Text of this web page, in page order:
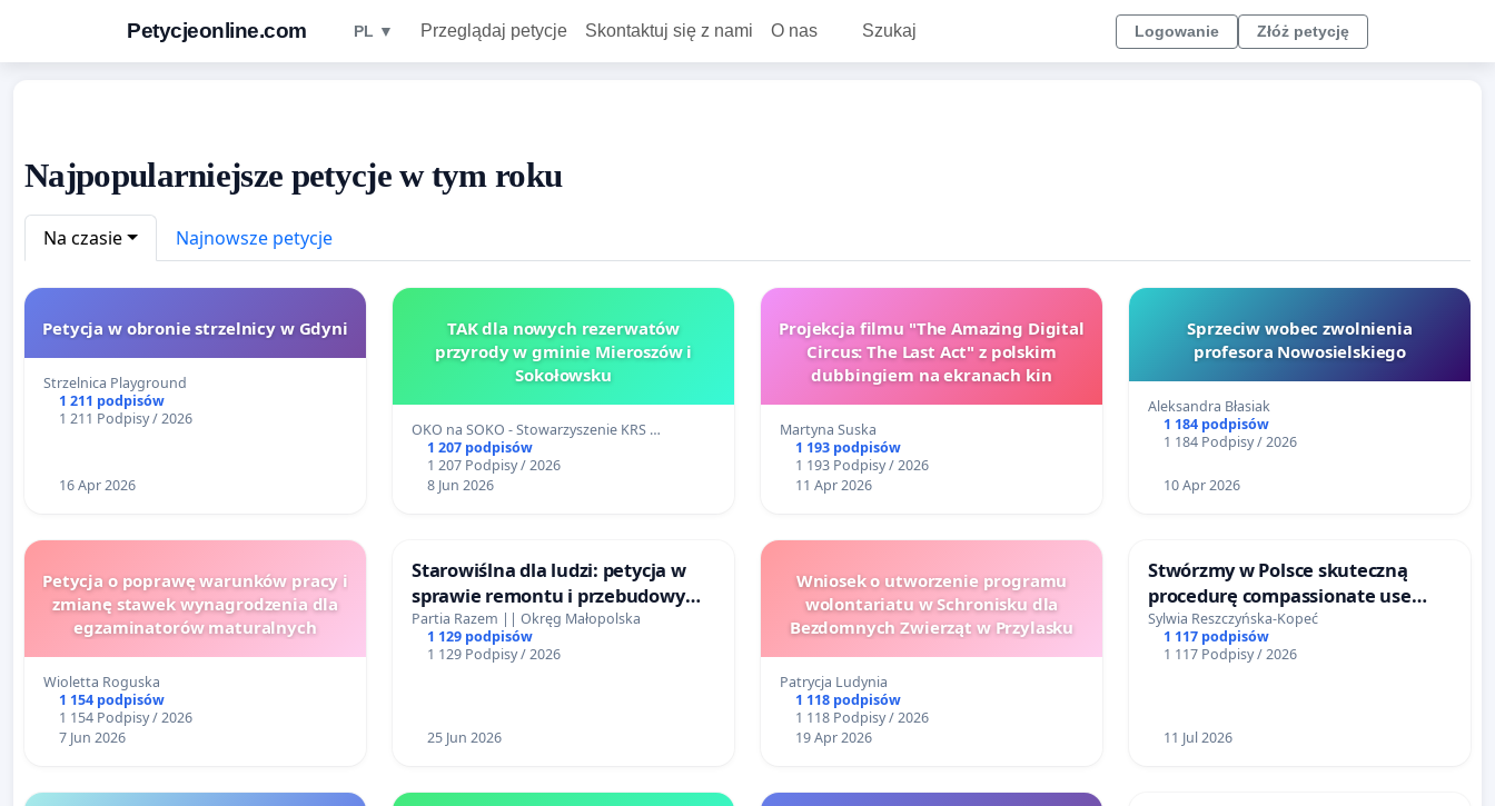
Petycjeonline.com PL ▼ Przeglądaj petycje Skontaktuj się z nami O nas Szukaj Logowanie Złóż petycję
Najpopularniejsze petycje w tym roku
Na czasie Najnowsze petycje
Petycja w obronie strzelnicy w Gdyni
Strzelnica Playground
1 211 podpisów
1 211 Podpisy / 2026
16 Apr 2026
TAK dla nowych rezerwatów
przyrody w gminie Mieroszów i
Sokołowsku
OKO na SOKO - Stowarzyszenie KRS …
1 207 podpisów
1 207 Podpisy / 2026
8 Jun 2026
Projekcja filmu "The Amazing Digital
Circus: The Last Act" z polskim
dubbingiem na ekranach kin
Martyna Suska
1 193 podpisów
1 193 Podpisy / 2026
11 Apr 2026
Sprzeciw wobec zwolnienia
profesora Nowosielskiego
Aleksandra Błasiak
1 184 podpisów
1 184 Podpisy / 2026
10 Apr 2026
Petycja o poprawę warunków pracy i
zmianę stawek wynagrodzenia dla
egzaminatorów maturalnych
Wioletta Roguska
1 154 podpisów
1 154 Podpisy / 2026
7 Jun 2026
Starowiślna dla ludzi: petycja w
sprawie remontu i przebudowy
ulicy Starowiślnej
Partia Razem || Okręg Małopolska
1 129 podpisów
1 129 Podpisy / 2026
25 Jun 2026
Wniosek o utworzenie programu
wolontariatu w Schronisku dla
Bezdomnych Zwierząt w Przylasku
Patrycja Ludynia
1 118 podpisów
1 118 Podpisy / 2026
19 Apr 2026
Stwórzmy w Polsce skuteczną
procedurę compassionate use
(terapia we współczującym użyciu
) dla pacjentów z chorobami
Sylwia Reszczyńska-Kopeć
1 117 podpisów
1 117 Podpisy / 2026
11 Jul 2026